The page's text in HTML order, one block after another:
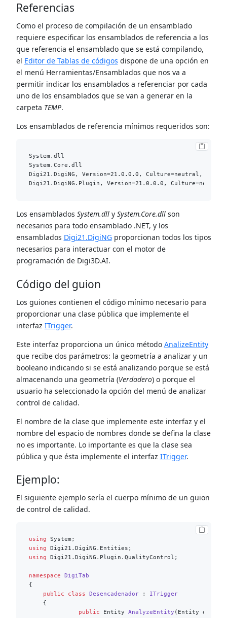
Referencias
Como el proceso de compilación de un ensamblado
requiere especificar los ensamblados de referencia a los
que referencia el ensamblado que se está compilando,
el Editor de Tablas de códigos dispone de una opción en
el menú Herramientas/Ensamblados que nos va a
permitir indicar los ensamblados a referenciar por cada
uno de los ensamblados que se van a generar en la
carpeta TEMP.
Los ensamblados de referencia mínimos requeridos son:
System.dll
System.Core.dll
Digi21.DigiNG, Version=21.0.0.0, Culture=neutral,
Los ensamblados System.dlly System.Core.dllson
necesarios para todo ensamblado .NET, y los
ensamblados Digi21.DigiNGproporcionan todos los tipos
necesarios para interactuar con el motor de
programación de Digi3D.AI.
Código del guion
Los guiones contienen el código mínimo necesario para
proporcionar una clase pública que implemente el
interfaz ITrigger.
Este interfaz proporciona un único método AnalizeEntity
que recibe dos parámetros: la geometría a analizar y un
booleano indicando si se está analizando porque se está
almacenando una geometría (Verdadero) o porque el
usuario ha seleccionado la opción del menú de analizar
control de calidad.
El nombre de la clase que implemente este interfaz y el
nombre del espacio de nombres donde se defina la clase
no es importante. Lo importante es que la clase sea
pública y que ésta implemente el interfaz ITrigger.
Ejemplo:
El siguiente ejemplo sería el cuerpo mínimo de un guion
de control de calidad.
using
using
using Digi21.DigiNG.Plugin.QualityControl;
namespace
DigiTab
{
public
class Desencadenador :
ITrigger
    {
public Entity AnalyzeEntity ( Entity